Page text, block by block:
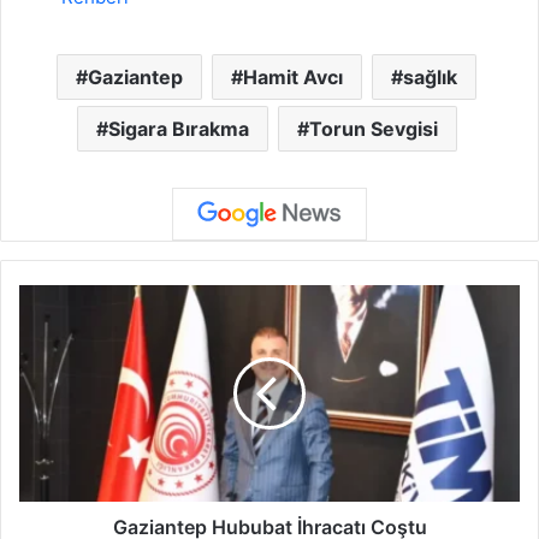
Gaziantep Hamit Avcı sağlık
Sigara Bırakma Torun Sevgisi
i
p
Gaziantep Hububat İhracatı Coştu